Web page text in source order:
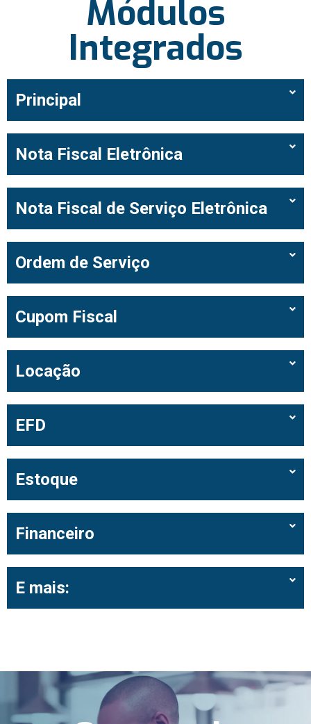
Módulos
Integrados
Principal
Nota Fiscal Eletrônica
Nota Fiscal de Serviço Eletrônica
Ordem de Serviço
Cupom Fiscal
Locação
EFD
Estoque
Financeiro
E mais: